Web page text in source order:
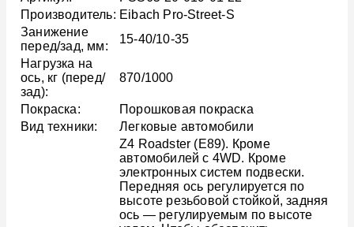
Производитель: Eibach Pro-Street-S
Занижение
перед/зад, мм:
15-40/10-35
Нагрузка на
ось, кг (перед/
зад):
870/1000
Покраска:
Порошковая покраска
Вид техники:
Легковые автомобили
Z4 Roadster (E89). Кроме
автомобилей с 4WD. Кроме
электронных систем подвески.
Передняя ось регулируется по
высоте резьбовой стойкой, задняя
ось — регулируемым по высоте